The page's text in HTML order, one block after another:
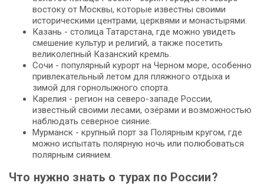
востоку от Москвы, которые известны своими
историческими центрами, церквями и монастырями.
Казань - столица Татарстана, где можно увидеть
смешение культур и религий, а также посетить
великолепный Казанский кремль.
Сочи - популярный курорт на Черном море, особенно
привлекательный летом для пляжного отдыха и
зимой для горнолыжного спорта.
Карелия - регион на северо-западе России,
известный своими лесами, озёрами и возможностью
наблюдать северное сияние.
Мурманск - крупный порт за Полярным кругом, где
можно испытать полярную ночь или полюбоваться
полярным сиянием.
Что нужно знать о турах по России?